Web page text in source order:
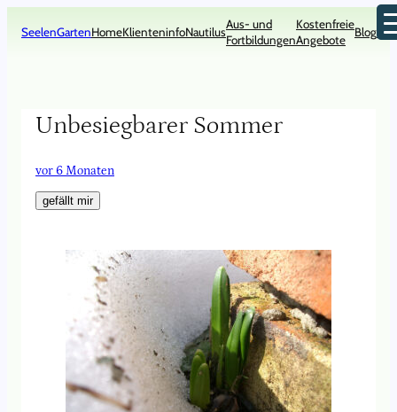
Inhalt
SeelenGartenHomeKlienteninfoNautilus
Aus- und
Fortbildungen
Kostenfreie
Angebote
Blog
Unbesiegbarer Sommer
vor 6 Monaten
gefällt mir